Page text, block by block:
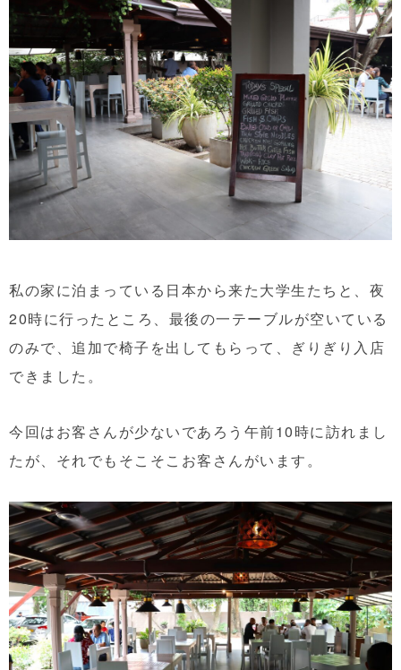
私の家に泊まっている日本から来た大学生たちと、夜
20時に行ったところ、最後の一テーブルが空いている
のみで、追加で椅子を出してもらって、ぎりぎり入店
できました。
今回はお客さんが少ないであろう午前10時に訪れまし
たが、それでもそこそこお客さんがいます。